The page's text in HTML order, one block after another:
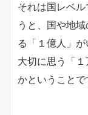
それは国レベ
うと、国や地
る「１億人」
大切に思う「
かということで